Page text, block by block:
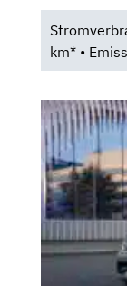
km* •